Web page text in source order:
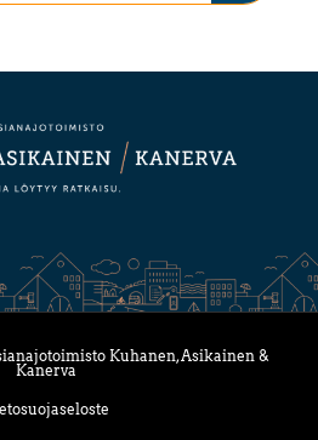
Kuhanen, Asikainen &
Kanerva